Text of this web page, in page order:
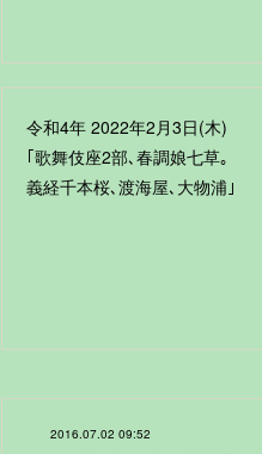
令和4年 2022年2月3日(木)
｢歌舞伎座2部､春調娘七草｡
義経千本桜､渡海屋､大物浦｣
2016.07.02 09:52